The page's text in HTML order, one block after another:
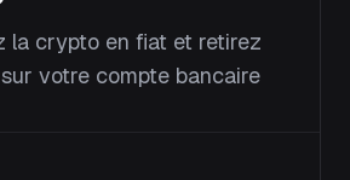
la crypto en fiat et retirez
votre compte bancaire